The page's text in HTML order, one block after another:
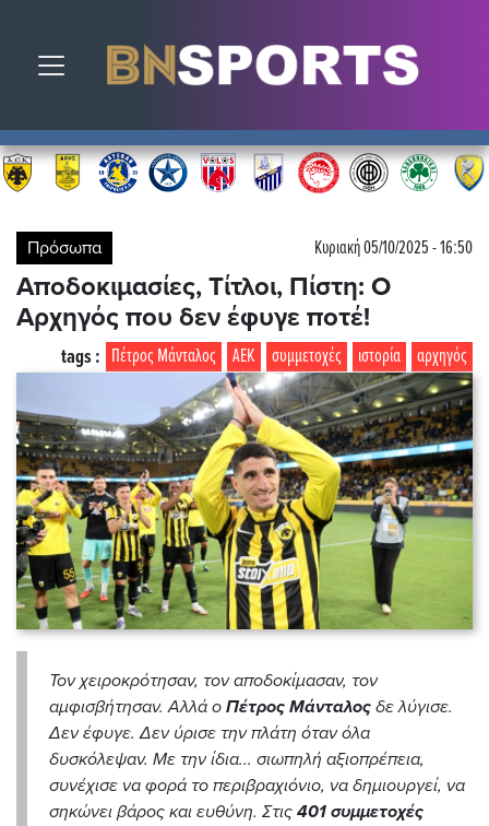
Toggle navigation
Πρόσωπα Κυριακή 05/10/2025 - 16:50
Αποδοκιμασίες, Τίτλοι, Πίστη: Ο
Αρχηγός που δεν έφυγε ποτέ!
αρχηγός
ιστορία
συμμετοχές
ΑΕΚ
Πέτρος Μάνταλος
tags :
Τον χειροκρότησαν, τον αποδοκίμασαν, τον
αμφισβήτησαν. Αλλά ο Πέτρος Μάνταλος δε λύγισε.
Δεν έφυγε. Δεν ύρισε την πλάτη όταν όλα
δυσκόλεψαν. Με την ίδια... σιωπηλή αξιοπρέπεια,
συνέχισε να φορά το περιβραχιόνιο, να δημιουργεί, να
σηκώνει βάρος και ευθύνη. Στις 401 συμμετοχές